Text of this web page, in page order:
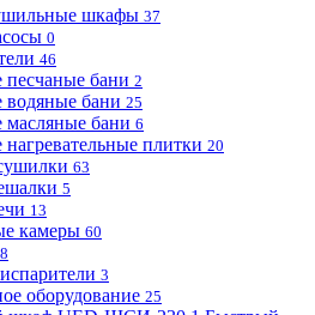
шкафы 37
0
46
песчаные бани 2
водяные бани 25
масляные бани 6
плитки 20
63
5
13
камеры 60
3
оборудование 25